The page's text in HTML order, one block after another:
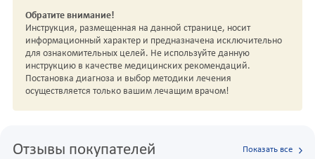
Обратите внимание!
Инструкция, размещенная на данной странице, носит
информационный характер и предназначена исключительно
для ознакомительных целей. Не используйте данную
инструкцию в качестве медицинских рекомендаций.
Постановка диагноза и выбор методики лечения
осуществляется только вашим лечащим врачом!
Отзывы покупателей Показать все